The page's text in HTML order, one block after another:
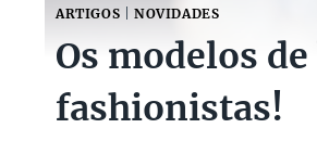
ARTIGOS NOVIDADES
Os modelos
fashionistas!